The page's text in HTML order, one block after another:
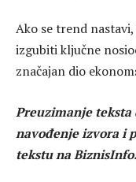
Ako se trend
izgubiti ključne
značajan dio
Preuzimanje teksta
navođenje izvora i
tekstu na